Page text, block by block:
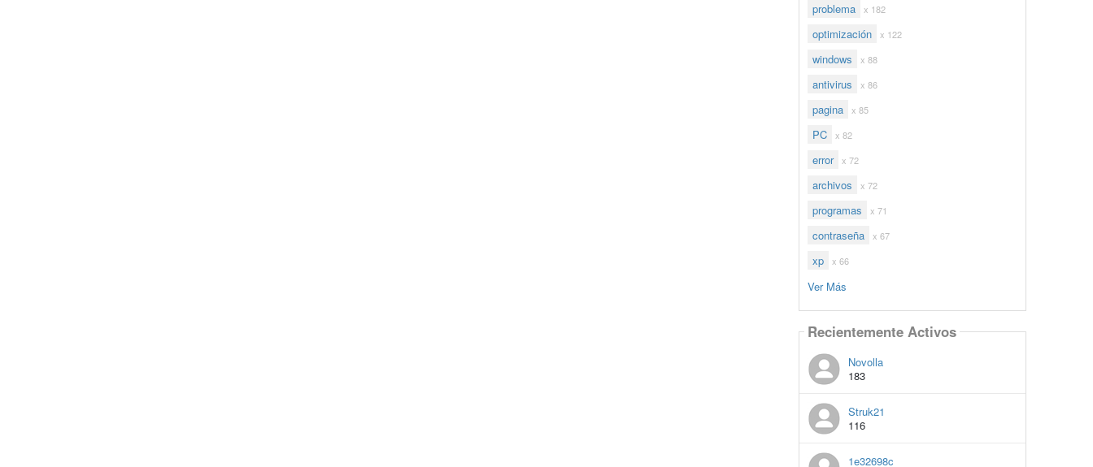
problema x 182
optimización x 122
windows x 88
antivirus x 86
pagina x 85
PC x 82
error x 72
archivos x 72
programas x 71
contraseña x 67
xp x 66
Ver Más
Recientemente Activos
Novolla
183
Struk21
116
1e32698c